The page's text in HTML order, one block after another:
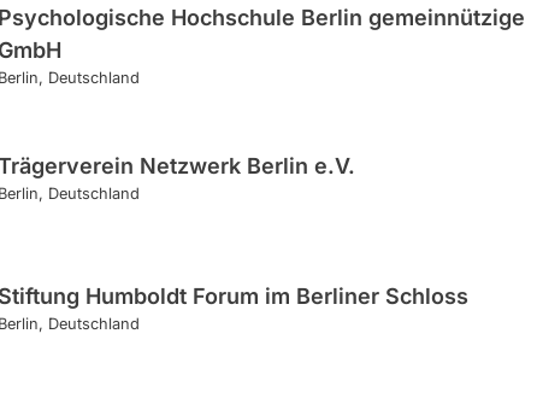
Psychologische Hochschule Berlin gemeinnützige
GmbH
Berlin Deutschland
Netzwerk Berlin e.V.
Berlin Deutschland
Stiftung Humboldt Forum im Berliner Schloss
Berlin Deutschland